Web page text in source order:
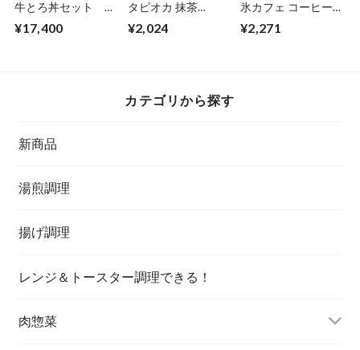
牛とろ丼セット 牛
とろフレーク2袋＋
牛とろ丼のたれ3本
¥17,400
タピオカ 抹茶
95g×10食
【11090054】【冷
¥2,024
氷カフェ コーヒー
60g×20食
【30400013】【冷
¥2,271
カテゴリから探す
新商品
湯煎調理
揚げ調理
レンジ＆トースター調理できる！
肉惣菜